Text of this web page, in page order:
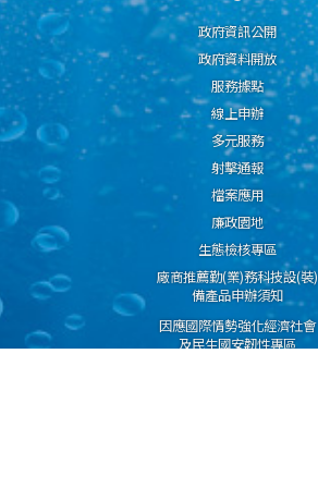
政府資訊公開
政府資料開放
服務據點
線上申辦
多元服務
射擊通報
檔案應用
廉政園地
生態檢核專區
廠商推薦勤(業)務科技設(裝)
備產品申辦須知
因應國際情勢強化經濟社會
及民生國安韌性專區